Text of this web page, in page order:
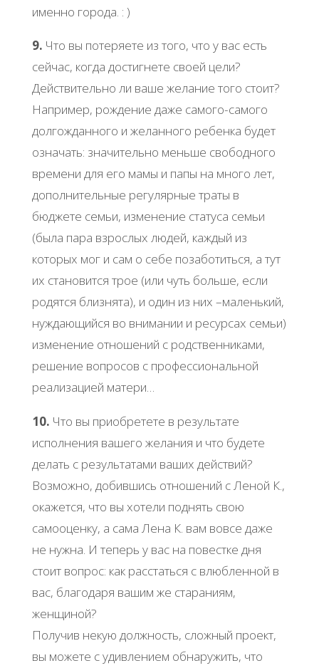
именно города. : )
9. Что вы потеряете из того, что у вас есть
сейчас, когда достигнете своей цели?
Действительно ли ваше желание того стоит?
Например, рождение даже самого-самого
долгожданного и желанного ребенка будет
означать: значительно меньше свободного
времени для его мамы и папы на много лет,
дополнительные регулярные траты в
бюджете семьи, изменение статуса семьи
(была пара взрослых людей, каждый из
которых мог и сам о себе позаботиться, а тут
их становится трое (или чуть больше, если
родятся близнята), и один из них –маленький,
нуждающийся во внимании и ресурсах семьи)
изменение отношений с родственниками,
решение вопросов с профессиональной
реализацией матери…
10. Что вы приобретете в результате
исполнения вашего желания и что будете
делать с результатами ваших действий?
Возможно, добившись отношений с Леной К.,
окажется, что вы хотели поднять свою
самооценку, а сама Лена К. вам вовсе даже
не нужна. И теперь у вас на повестке дня
стоит вопрос: как расстаться с влюбленной в
вас, благодаря вашим же стараниям,
женщиной?
Получив некую должность, сложный проект,
вы можете с удивлением обнаружить, что